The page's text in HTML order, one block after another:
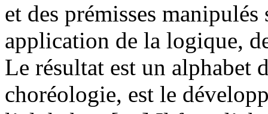
et des prémisses
application de la logique,
Le résultat est un alphabet
choréologie, est le